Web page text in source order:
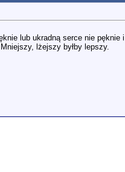
lub ukradną serce nie pęknie
lżejszy byłby lepszy.